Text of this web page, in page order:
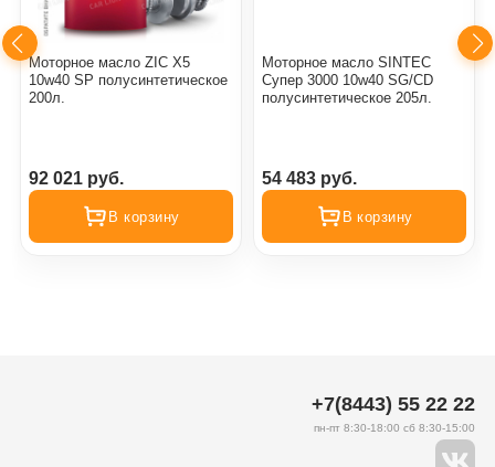
Моторное масло ZIC X5
10w40 SР полусинтетическое
200л.
92 021 руб.
В корзину
Моторное масло SINTEC
Супер 3000 10w40 SG/CD
полусинтетическое 205л.
54 483 руб.
В корзину
+7(8443) 55 22 22
пн-пт 8:30-18:00 сб 8:30-15:00